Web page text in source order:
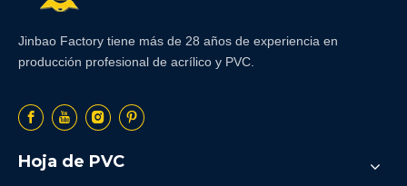
Jinbao Factory tiene más de 28 años de experiencia en
producción profesional de acrílico y PVC.
Hoja de PVC